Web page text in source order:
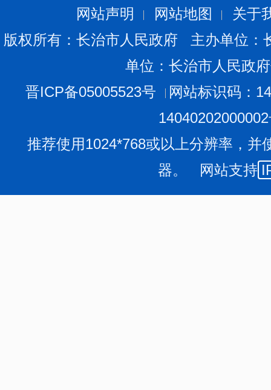
第四条 长治市教育局是长治市招收和培养国际学生工
指导、组织、协调和监督。长治市人民政府外事、公安等
第五条 各县区教育、外事、公安等行政部门按照职责
考试考核、学历证书颁发及日常管理工作。
第二章 招生管理
网站声明 网站地图
关于
版权所有：长治市人民政府 主办单位
单位：长治市人民政
晋ICP备05005523号
网站标识码：
推荐使用1024*768或以上分辨率，并
器。 网站支持